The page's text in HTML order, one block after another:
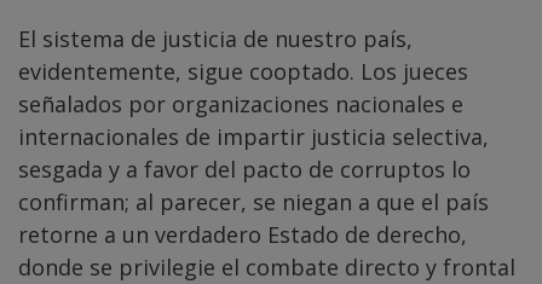
El sistema de justicia de nuestro país,
evidentemente, sigue cooptado. Los jueces
señalados por organizaciones nacionales e
internacionales de impartir justicia selectiva,
sesgada y a favor del pacto de corruptos lo
confirman; al parecer, se niegan a que el país
retorne a un verdadero Estado de derecho,
donde se privilegie el combate directo y frontal